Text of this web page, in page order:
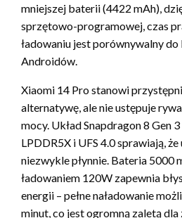
mniejszej baterii (4422 mAh),
sprzętowo-programowej, czas
ładowaniu jest porównywalny
Androidów.
Xiaomi 14 Pro stanowi
alternatywę, ale nie ustępuje
mocy. Układ Snapdragon 8 Gen
LPDDR5X i UFS 4.0 sprawiają,
niezwykle płynnie. Bateria 5000
ładowaniem 120W zapewnia
energii – pełne naładowanie
minut, co jest ogromną zaletą